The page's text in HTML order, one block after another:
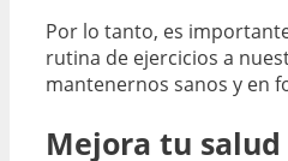
Por lo tanto, es
rutina de ejercicios a
mantenernos sanos y en
Mejora tu